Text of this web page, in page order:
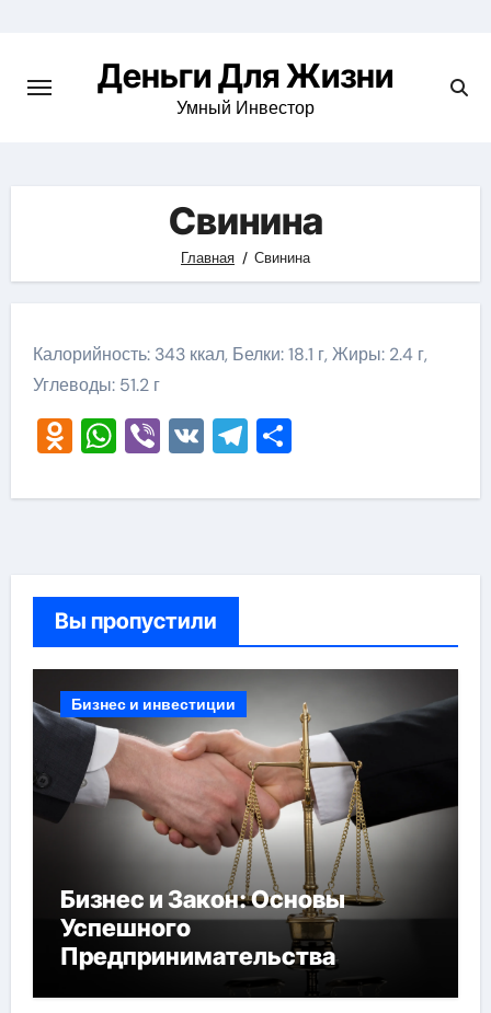
содержимомуДеньги Для Жизни
Умный Инвестор
Свинина
Главная Свинина
Калорийность: 343 ккал, Белки: 18.1 г, Жиры: 2.4 г,
Углеводы: 51.2 г
Odnoklassniki
WhatsApp
Viber
VKTelegram
Отправить
Вы пропустили
Бизнес и инвестиции
Бизнес и Закон: Основы
Успешного
Предпринимательства